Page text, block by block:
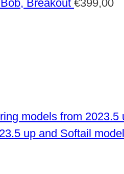
Breakout €399,00
up and Softail